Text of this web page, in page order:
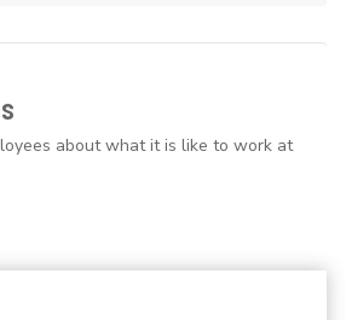
about what it is like to work at